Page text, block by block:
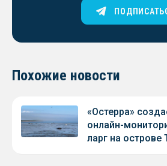
Похожие новости
«Остерра»
онлайн-
ларг на острове